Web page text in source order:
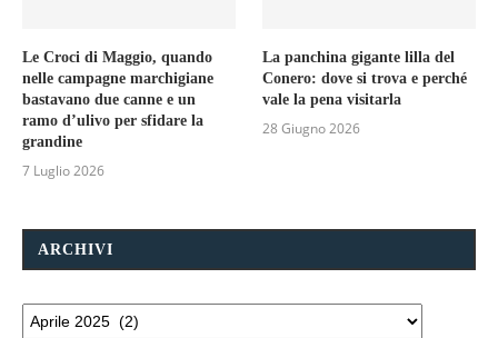
Le Croci di Maggio, quando
nelle campagne marchigiane
bastavano due canne e un
ramo d’ulivo per sfidare la
grandine
7 Luglio 2026
La panchina gigante lilla del
Conero: dove si trova e perché
vale la pena visitarla
28 Giugno 2026
ARCHIVI